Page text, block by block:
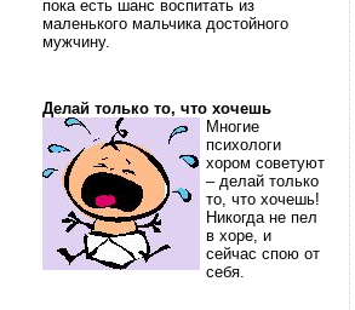
пока есть шанс воспитать из
маленького мальчика достойного
мужчину.
Делай только то, что хочешь
Многие
психологи
хором советуют
– делай только
то, что хочешь!
Никогда не пел
в хоре, и
сейчас спою от
себя.